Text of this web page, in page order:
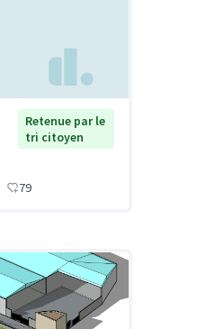
Retenue par le
tri citoyen
79